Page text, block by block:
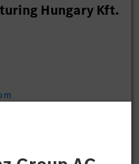
Hungary Kft.
Bewerben